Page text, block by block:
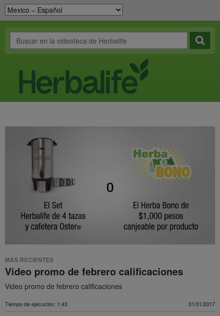
MÁS RECIENTES
Video promo de febrero calificaciones
Video promo de febrero calificaciones
Tiempo de ejecución: 1:43 01/31/2017